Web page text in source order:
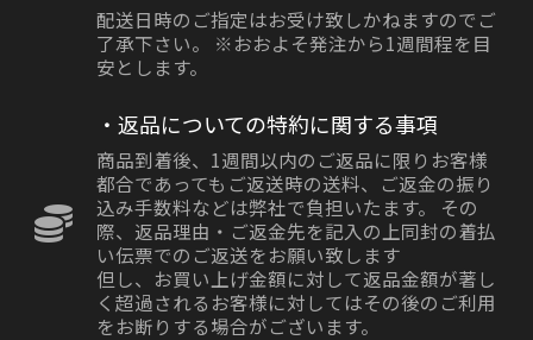
配送日時のご指定はお受け致しかねますのでご
了承下さい。 ※おおよそ発注から1週間程を目
安とします。
・返品についての特約に関する事項
商品到着後、1週間以内のご返品に限りお客様
都合であってもご返送時の送料、ご返金の振り
込み手数料などは弊社で負担いたます。 その
際、返品理由・ご返金先を記入の上同封の着払
い伝票でのご返送をお願い致します
但し、お買い上げ金額に対して返品金額が著し
く超過されるお客様に対してはその後のご利用
をお断りする場合がございます。